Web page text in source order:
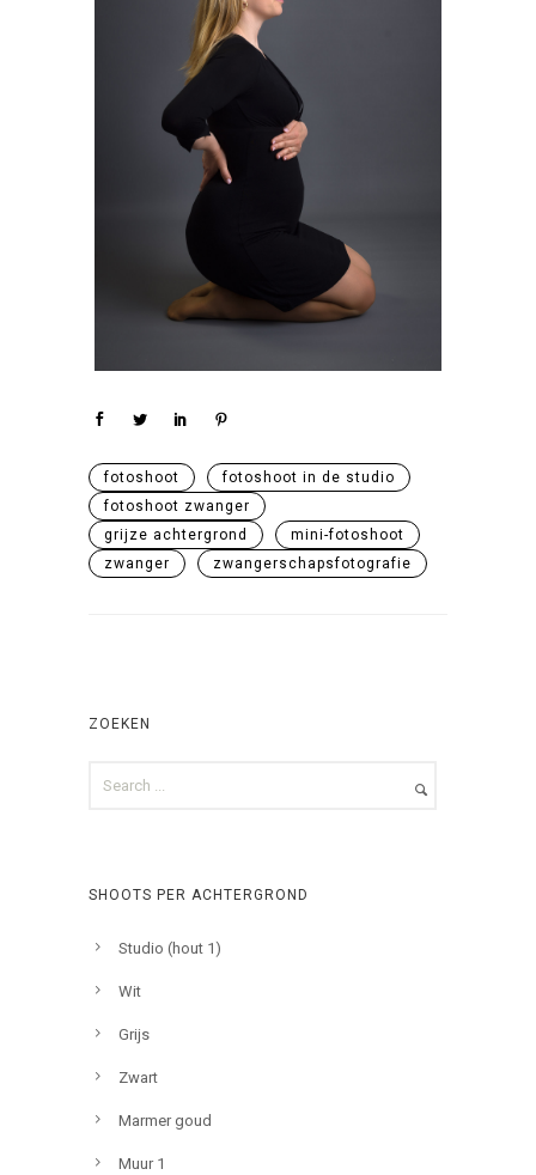
fotoshoot
fotoshoot in de studio
fotoshoot zwanger
grijze achtergrond
mini-fotoshoot
zwanger
zwangerschapsfotografie
ZOEKEN
SHOOTS PER ACHTERGROND
Studio (hout 1)
Wit
Grijs
Zwart
Marmer goud
Muur 1